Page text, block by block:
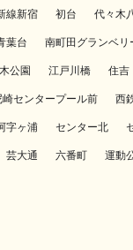
線新宿 初台 代々木
葉台 南町田グランベリ
公園 江戸川橋 住吉
崎センタープール前 西
字ヶ浦 センター北
芸大通 六番町 運動